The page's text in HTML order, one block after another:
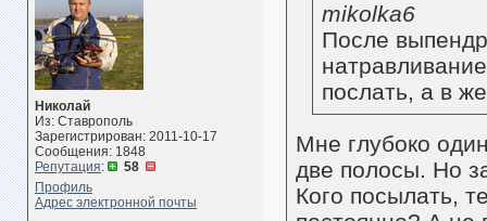
Николай
Из: Ставрополь
Зарегистрирован: 2011-10-17
Сообщения: 1848
Репутация:
58
Профиль
Адрес электронной почты
mikolka6
После
послать, а в
Мне глубоко
две полосы. Но
Кого посылать,